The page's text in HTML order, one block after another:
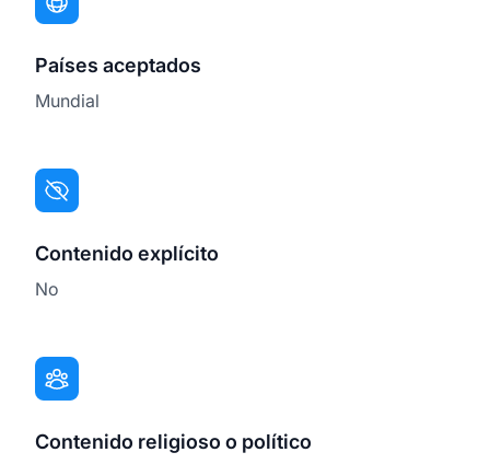
Países aceptados
Mundial
Contenido explícito
No
Contenido religioso o político